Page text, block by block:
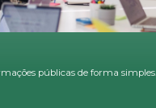
públicas de forma simples.